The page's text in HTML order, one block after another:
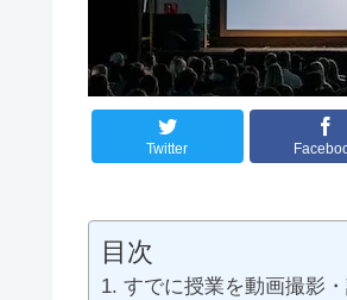
Twitter
目次
すでに授業を動画撮影